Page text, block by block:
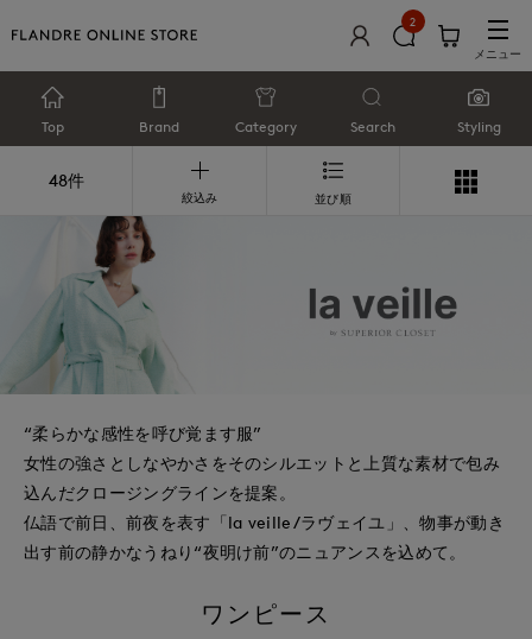
2
メニュー
Top Brand Category Search Styling
48件
絞込み 並び順
“柔らかな感性を呼び覚ます服”
女性の強さとしなやかさをそのシルエットと上質な素材で包み
込んだクロージングラインを提案。
仏語で前日、前夜を表す「la veille/ラヴェイユ」、物事が動き
出す前の静かなうねり“夜明け前”のニュアンスを込めて。
ワンピース